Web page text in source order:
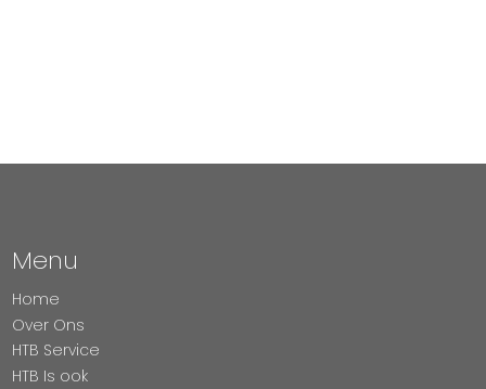
Menu
Home
Over Ons
HTB Service
HTB Is ook